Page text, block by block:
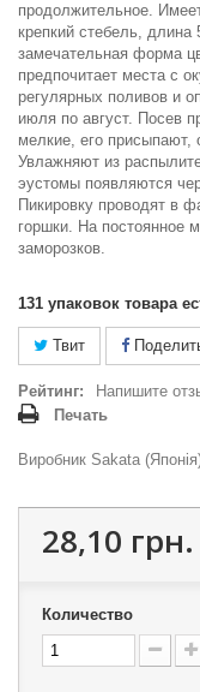
продолжительное.
крепкий стебель,
замечательная форма
предпочитает места с
регулярных поливов и
июля по август. Посев
мелкие, его присыпают,
Увлажняют из
эустомы появляются
Пикировку проводят в
горшки. На постоянное
заморозков.
131 упаковок товара
Твит
Рейтинг:
Напишите
Печать
Виробник Sakata
28,10 грн.
Количество